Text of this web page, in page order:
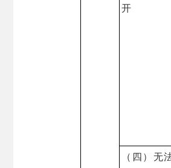
开
（四）无